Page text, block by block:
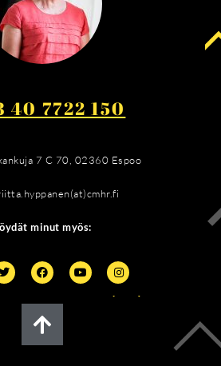
40 7722 150
7 C 70, 02360 Espoo
minut myös: